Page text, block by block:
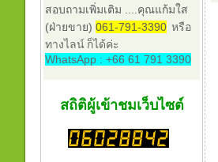
สอบถามเพิ่มเติม ....คุณแก้มใส
(ฝ่ายขาย) 061-791-3390 หรือ
ทางไลน์ ก็ได้ค่ะ
WhatsApp : +66 61 791 3390
สถิติผู้เข้าชมเว็บไซต์